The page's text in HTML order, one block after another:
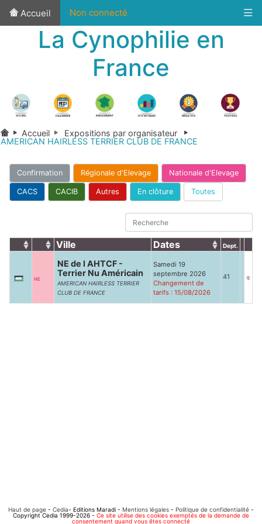
Accueil Non connecté
La Cynophilie en
France
Accueil
Expositions par organisateur
AMERICAN HAIRLESS TERRIER CLUB DE FRANCE
Confirmation Régionale d'Elevage Nationale d'Elevage
CACS CACIB Autres En clôture Toutes
Ville Dates Dept.
NE
NE de l AHTCF -
Terrier Nu Américain
AMERICAN HAIRLESS TERRIER
CLUB DE FRANCE
Samedi 19
septembre 2026
Changement de
tarifs : 15/08/2026
41
Haut de page - Cedia- Editions Maradi - Mentions légales - Politique de confidentialité -
Copyright Cedia 1999-2026 - Ce site utilise des cookies exemptés de la demande de
consentement quand vous êtes connecté